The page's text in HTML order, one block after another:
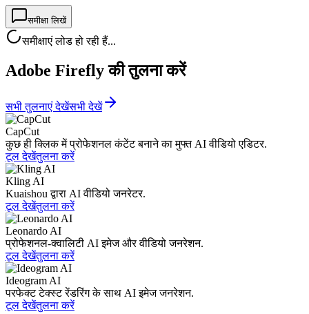
समीक्षा लिखें
समीक्षाएं लोड हो रही हैं...
Adobe Firefly की तुलना करें
सभी तुलनाएं देखेंसभी देखें
CapCut
कुछ ही क्लिक में प्रोफेशनल कंटेंट बनाने का मुफ्त AI वीडियो एडिटर.
टूल देखेंतुलना करें
Kling AI
Kuaishou द्वारा AI वीडियो जनरेटर.
टूल देखेंतुलना करें
Leonardo AI
प्रोफेशनल-क्वालिटी AI इमेज और वीडियो जनरेशन.
टूल देखेंतुलना करें
Ideogram AI
परफेक्ट टेक्स्ट रेंडरिंग के साथ AI इमेज जनरेशन.
टूल देखेंतुलना करें